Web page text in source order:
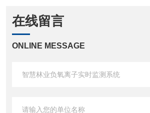
在线留言
ONLINE MESSAGE